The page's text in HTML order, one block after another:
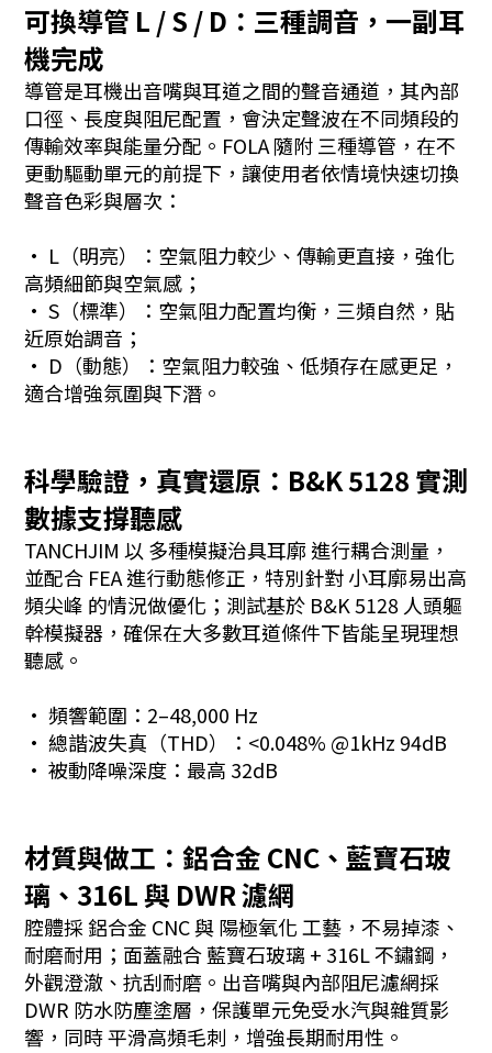
可換導管 L / S / D：三種調音，一副耳
機完成
導管是耳機出音嘴與耳道之間的聲音通道，其內部
口徑、長度與阻尼配置，會決定聲波在不同頻段的
傳輸效率與能量分配。FOLA 隨附 三種導管，在不
更動驅動單元的前提下，讓使用者依情境快速切換
聲音色彩與層次：
· L（明亮）：空氣阻力較少、傳輸更直接，強化
高頻細節與空氣感；
· S（標準）：空氣阻力配置均衡，三頻自然，貼
近原始調音；
· D（動態）：空氣阻力較強、低頻存在感更足，
適合增強氛圍與下潛。
科學驗證，真實還原：B&K 5128 實測
數據支撐聽感
TANCHJIM 以 多種模擬治具耳廓 進行耦合測量，
並配合 FEA 進行動態修正，特別針對 小耳廓易出高
頻尖峰 的情況做優化；測試基於 B&K 5128 人頭軀
幹模擬器，確保在大多數耳道條件下皆能呈現理想
聽感。
· 頻響範圍：2–48,000 Hz
· 總諧波失真（THD）：<0.048% @1kHz 94dB
· 被動降噪深度：最高 32dB
材質與做工：鋁合金 CNC、藍寶石玻
璃、316L 與 DWR 濾網
腔體採 鋁合金 CNC 與 陽極氧化 工藝，不易掉漆、
耐磨耐用；面蓋融合 藍寶石玻璃 + 316L 不鏽鋼，
外觀澄澈、抗刮耐磨。出音嘴與內部阻尼濾網採
DWR 防水防塵塗層，保護單元免受水汽與雜質影
響，同時 平滑高頻毛刺，增強長期耐用性。